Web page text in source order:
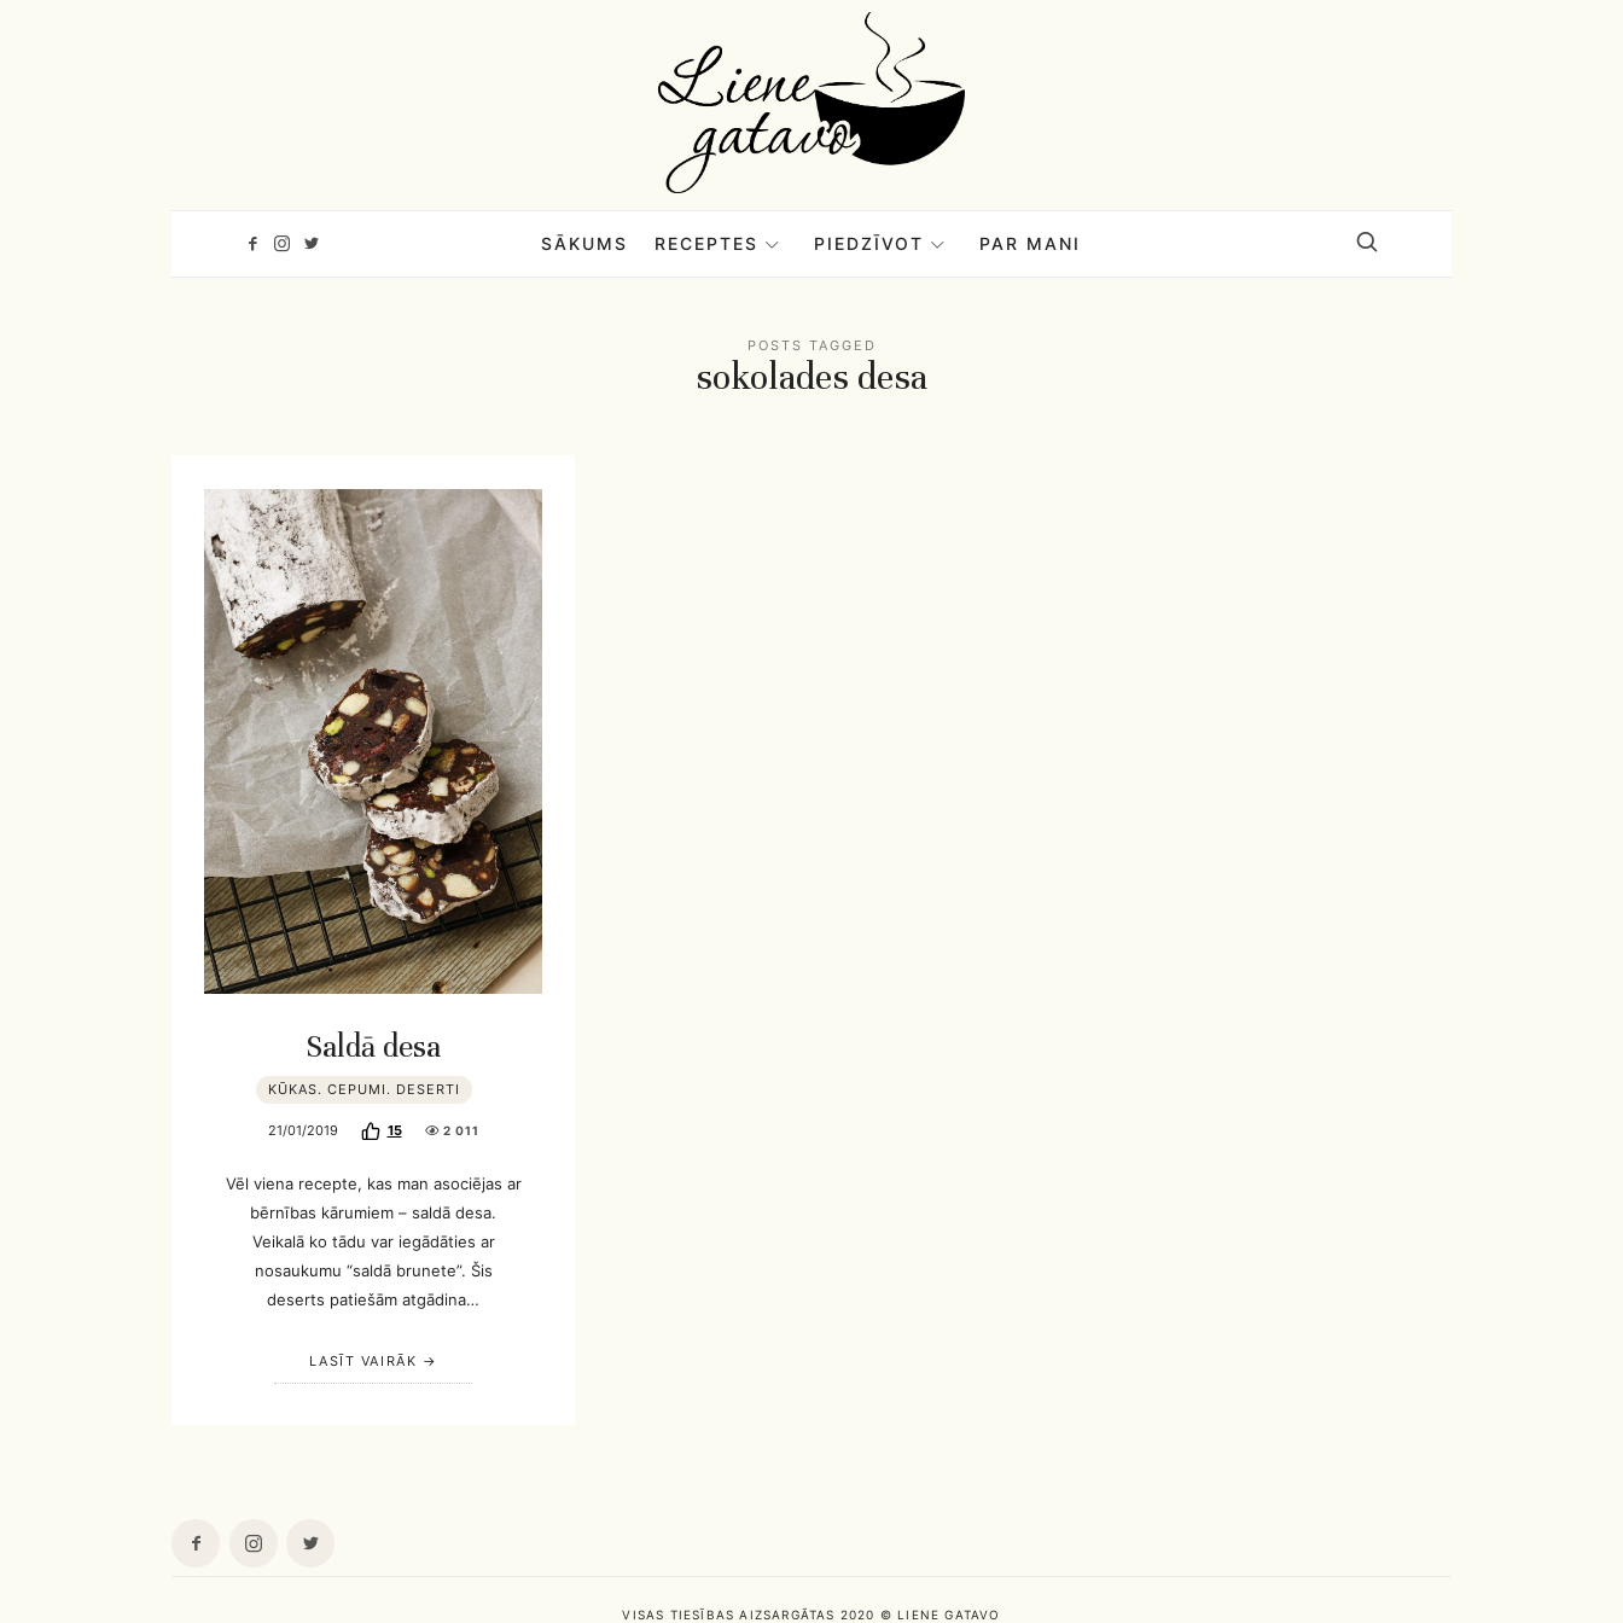
Liene
Gatavo
–
Mana
SĀKUMS RECEPTES PIEDZĪVOT PAR MANI
POSTS TAGGED
sokolades desa
Saldā desa
KŪKAS. CEPUMI. DESERTI
21/01/2019 15 2 011
Vēl viena recepte, kas man asociējas ar
bērnības kārumiem – saldā desa.
Veikalā ko tādu var iegādāties ar
nosaukumu “saldā brunete”. Šis
deserts patiešām atgādina…
LASĪT VAIRĀK
VISAS TIESĪBAS AIZSARGĀTAS 2020 © LIENE GATAVO